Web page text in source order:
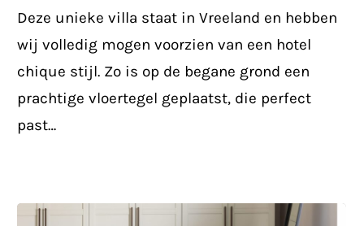
Vreeland
in
hotel
chique
stijl
Deze unieke villa staat in Vreeland en hebben
wij volledig mogen voorzien van een hotel
chique stijl. Zo is op de begane grond een
prachtige vloertegel geplaatst, die perfect
past…